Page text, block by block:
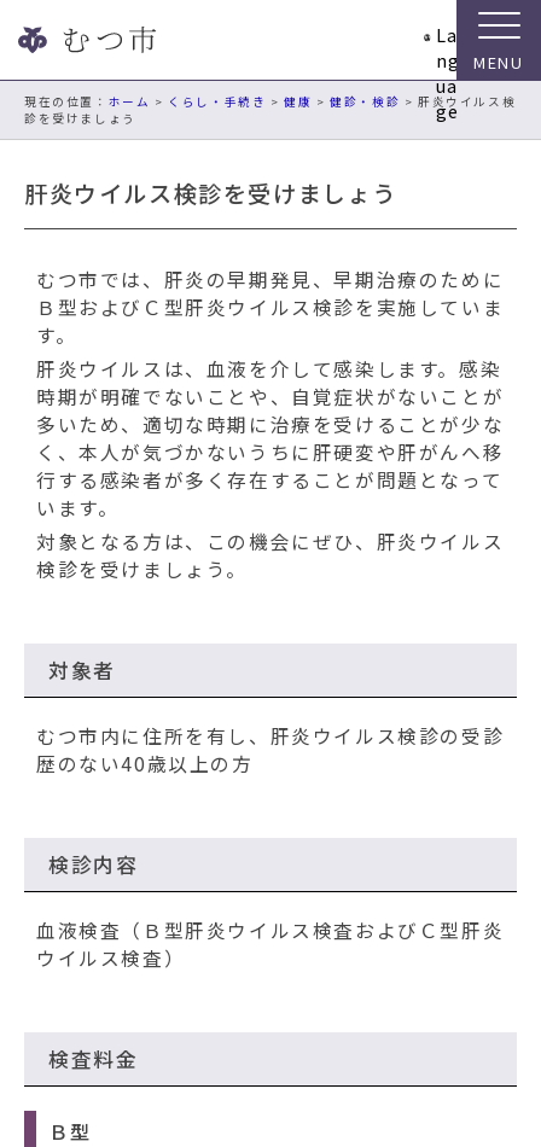
ビ
La
ng
ua
ge
現在の位置： ホーム > くらし・手続き >健康 >健診・検診 > 肝炎ウイルス検
診を受けましょう
肝炎ウイルス検診を受けましょう
むつ市では、肝炎の早期発見、早期治療のために
Ｂ型およびＣ型肝炎ウイルス検診を実施していま
す。
肝炎ウイルスは、血液を介して感染します。感染
時期が明確でないことや、自覚症状がないことが
多いため、適切な時期に治療を受けることが少な
く、本人が気づかないうちに肝硬変や肝がんへ移
行する感染者が多く存在することが問題となって
います。
対象となる方は、この機会にぜひ、肝炎ウイルス
検診を受けましょう。
対象者
むつ市内に住所を有し、肝炎ウイルス検診の受診
歴のない40歳以上の方
検診内容
血液検査（Ｂ型肝炎ウイルス検査およびＣ型肝炎
ウイルス検査）
検査料金
Ｂ型